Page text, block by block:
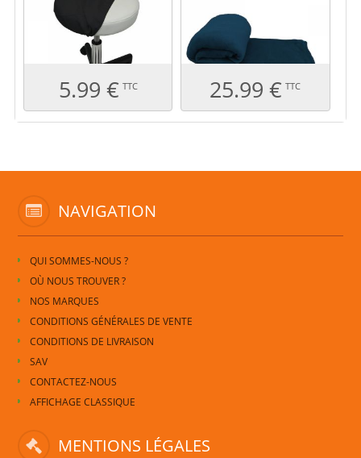
5.99 € TTC 25.99 € TTC
NAVIGATION
QUI SOMMES-NOUS ?
OÙ NOUS TROUVER ?
NOS MARQUES
CONDITIONS GÉNÉRALES DE VENTE
CONDITIONS DE LIVRAISON
SAV
CONTACTEZ-NOUS
AFFICHAGE CLASSIQUE
MENTIONS LÉGALES